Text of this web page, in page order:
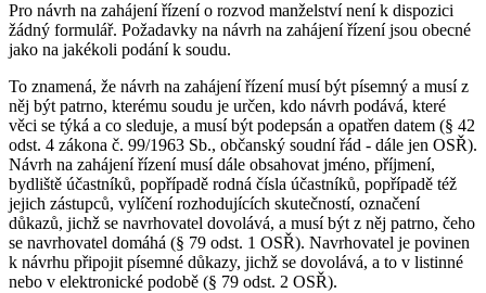
Pro návrh na zahájení řízení o rozvod manželství není k dispozici
žádný formulář. Požadavky na návrh na zahájení řízení jsou obecné
jako na jakékoli podání k soudu.
To znamená, že návrh na zahájení řízení musí být písemný a musí z
něj být patrno, kterému soudu je určen, kdo návrh podává, které
věci se týká a co sleduje, a musí být podepsán a opatřen datem (§ 42
odst. 4 zákona č. 99/1963 Sb., občanský soudní řád - dále jen OSŘ).
Návrh na zahájení řízení musí dále obsahovat jméno, příjmení,
bydliště účastníků, popřípadě rodná čísla účastníků, popřípadě též
jejich zástupců, vylíčení rozhodujících skutečností, označení
důkazů, jichž se navrhovatel dovolává, a musí být z něj patrno, čeho
se navrhovatel domáhá (§ 79 odst. 1 OSŘ). Navrhovatel je povinen
k návrhu připojit písemné důkazy, jichž se dovolává, a to v listinné
nebo v elektronické podobě (§ 79 odst. 2 OSŘ).